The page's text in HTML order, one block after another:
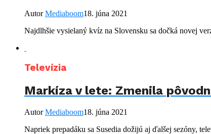
AutorMediaboom18. júna 2021
Najdlhšie vysielaný kvíz na Slovensku sa dočká novej
Televízia
Markíza v lete: Zmenila
AutorMediaboom18. júna 2021
Napriek prepadáku sa Susedia dožijú aj ďalšej sezóny,